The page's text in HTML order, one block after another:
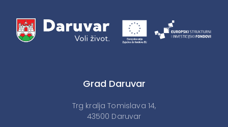
Grad Daruvar
Trg kralja Tomislava 14,
43500 Daruvar